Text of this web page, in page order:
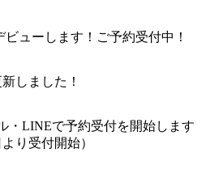
ビューします！ご予約受付中！
しました！
・LINEで予約受付を開始します
り受付開始）